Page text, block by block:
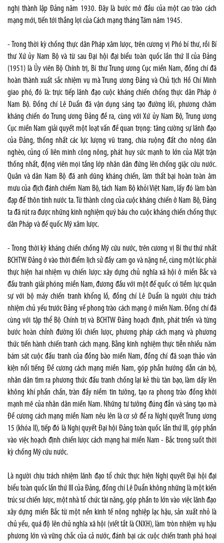
nghị thành lập Đảng năm 1930. Đây là bước mở đầu của một cao trào cách
mạng mới, tiến tới thắng lợi của Cách mạng tháng Tám năm 1945.
- Trong thời kỳ chống thực dân Pháp xâm lược, trên cương vị Phó bí thư, rồi Bí
thư Xứ ủy Nam Bộ và từ sau Đại hội đại biểu toàn quốc lần thứ II của Đảng
(1951) là Ủy viên Bộ Chính trị, Bí thư Trung ương Cục miền Nam, đồng chí đã
hoàn thành xuất sắc nhiệm vụ mà Trung ương Đảng và Chủ tịch Hồ Chí Minh
giao phó, đó là: trực tiếp lãnh đạo cuộc kháng chiến chống thực dân Pháp ở
Nam Bộ. Đồng chí Lê Duẩn đã vận dụng sáng tạo đường lối, phương châm
kháng chiến do Trung ương Đảng đề ra, cùng với Xứ ủy Nam Bộ, Trung ương
Cục miền Nam giải quyết một loạt vấn đề quan trọng: tăng cường sự lãnh đạo
của Đảng, thống nhất các lực lượng vũ trang, chia ruộng đất cho nông dân
nghèo, củng cố liên minh công nông, phát huy sức mạnh to lớn của Mặt trận
thống nhất, động viên mọi tầng lớp nhân dân đứng lên chống giặc cứu nước.
Quân và dân Nam Bộ đã anh dũng kháng chiến, làm thất bại hoàn toàn âm
mưu của địch đánh chiếm Nam Bộ, tách Nam Bộ khỏi Việt Nam, lấy đó làm bàn
đạp để thôn tính nước ta. Từ thành công của cuộc kháng chiến ở Nam Bộ, Đảng
ta đã rút ra được những kinh nghiệm quý báu cho cuộc kháng chiến chống thực
dân Pháp và đế quốc Mỹ xâm lược.
- Trong thời kỳ kháng chiến chống Mỹ cứu nước, trên cương vị Bí thư thứ nhất
BCHTW Đảng ở vào thời điểm lịch sử đầy cam go và nặng nề, cùng một lúc phải
thực hiện hai nhiệm vụ chiến lược: xây dựng chủ nghĩa xã hội ở miền Bắc và
đấu tranh giải phóng miền Nam, đương đầu với một đế quốc có tiềm lực quân
sự với bộ máy chiến tranh khổng lồ, đồng chí Lê Duẩn là người chịu trách
nhiệm chủ yếu trước Đảng về phong trào cách mạng ở miền Nam. Đồng chí đã
cùng với tập thể Bộ Chính trị và BCHTW Đảng hoạch định, phát triển và từng
bước hoàn chỉnh đường lối chiến lược, phương pháp cách mạng và phương
thức tiến hành chiến tranh cách mạng. Bằng kinh nghiệm thực tiễn nhiều năm
bám sát cuộc đấu tranh của đồng bào miền Nam, đồng chí đã soạn thảo văn
kiện nổi tiếng Đề cương cách mạng miền Nam, góp phần hướng dẫn cán bộ,
nhân dân tìm ra phương thức đấu tranh chống lại kẻ thù tàn bạo, làm dấy lên
không khí phấn chấn, tràn đầy niềm tin tưởng, tạo ra phong trào đồng khởi
mạnh mẽ của nhân dân miền Nam. Những tư tưởng đúng đắn và sáng tạo mà
Đề cương cách mạng miền Nam nêu lên là cơ sở để ra Nghị quyết Trung ương
15 (khóa II), tiếp đó là Nghị quyết Đại hội Đảng toàn quốc lần thứ III, góp phần
vào việc hoạch định chiến lược cách mạng hai miền Nam - Bắc trong suốt thời
kỳ chống Mỹ cứu nước.
Là người chịu trách nhiệm lãnh đạo tổ chức thực hiện Nghị quyết Đại hội đại
biểu toàn quốc lần thứ III của Đảng, đồng chí Lê Duẩn không những là một kiến
trúc sư chiến lược, một nhà tổ chức tài năng, góp phần to lớn vào việc lãnh đạo
xây dựng miền Bắc từ một nền kinh tế nông nghiệp lạc hậu, sản xuất nhỏ là
chủ yếu, quá độ lên chủ nghĩa xã hội (viết tắt là CNXH), làm tròn nhiệm vụ hậu
phương lớn và vững chắc của cả nước, đánh bại các cuộc chiến tranh phá hoại